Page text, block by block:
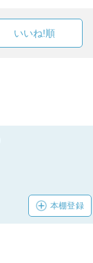
いいね!順
本棚登録